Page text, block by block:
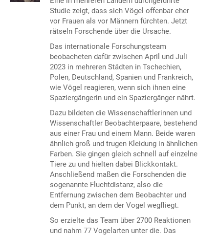
Studie zeigt, dass sich Vögel offenbar eher
vor Frauen als vor Männern fürchten. Jetzt
rätseln Forschende über die Ursache.
Das internationale Forschungsteam
beobacheten dafür zwischen April und Juli
2023 in mehreren Städten in Tschechien,
Polen, Deutschland, Spanien und Frankreich,
wie Vögel reagieren, wenn sich ihnen eine
Spaziergängerin und ein Spaziergänger nährt.
Dazu bildeten die Wissenschaftlerinnen und
Wissenschaftler Beobachterpaare, bestehend
aus einer Frau und einem Mann. Beide waren
ähnlich groß und trugen Kleidung in ähnlichen
Farben. Sie gingen gleich schnell auf einzelne
Tiere zu und hielten dabei Blickkontakt.
Anschließend maßen die Forschenden die
sogenannte Fluchtdistanz, also die
Entfernung zwischen dem Beobachter und
dem Punkt, an dem der Vogel wegfliegt.
So erzielte das Team über 2700 Reaktionen
und nahm 77 Vogelarten unter die. Das